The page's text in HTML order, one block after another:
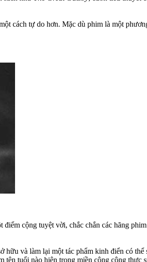
cách tự do hơn. Mặc dù phim là một
cộng tuyệt vời, chắc chắn các hãng
và làm lại một tác phẩm kinh điển có thể
tên tuổi nào hiện trong miền công cộng thực